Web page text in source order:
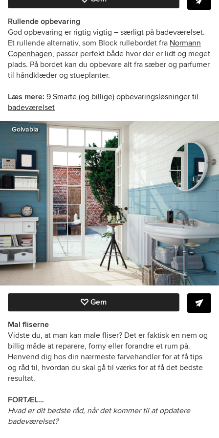
Rullende opbevaring
God opbevaring er rigtig vigtig – særligt på badeværelset.
Et rullende alternativ, som Block rullebordet fra Normann
Copenhagen, passer perfekt både hvor der er lidt og meget
plads. På bordet kan du opbevare alt fra sæber og parfumer
til håndklæder og stueplanter.
Læs mere: 9 Smarte (og billige) opbevaringsløsninger til
badeværelset
Golvabia
Gem
Mal fliserne
Vidste du, at man kan male fliser? Det er faktisk en nem og
billig måde at reparere, forny eller forandre et rum på.
Henvend dig hos din nærmeste farvehandler for at få tips
og råd til, hvordan du skal gå til værks for at få det bedste
resultat.
FORTÆL…
Hvad er dit bedste råd, når det kommer til at opdatere
badeværelset?